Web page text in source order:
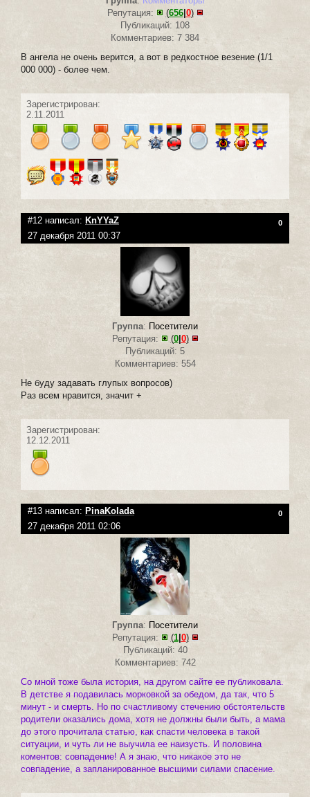
Репутация:
(656| 0)
Публикаций: 108
Комментариев: 7 384
В ангела не очень верится, а вот в редкостное везение (1/1
000 000) - более чем.
Зарегистрирован:
2.11.2011
#12 написал: KnYYaZ 0
27 декабря 2011 00:37
Группа: Посетители
Репутация:
(0| 0)
Публикаций: 5
Комментариев: 554
Не буду задавать глупых вопросов)
Раз всем нравится, значит +
Зарегистрирован:
12.12.2011
#13 написал: PinaKolada 0
27 декабря 2011 02:06
Группа: Посетители
Репутация:
(1|0)
Публикаций: 40
Комментариев: 742
Со мной тоже была история, на другом сайте ее публиковала.
В детстве я подавилась морковкой за обедом, да так, что 5
минут - и смерть. Но по счастливому стечению обстоятельств
родители оказались дома, хотя не должны были быть, а мама
до этого прочитала статью, как спасти человека в такой
ситуации, и чуть ли не выучила ее наизусть. И половина
коментов: совпадение! А я знаю, что никакое это не
совпадение, а запланированное высшими силами спасение.